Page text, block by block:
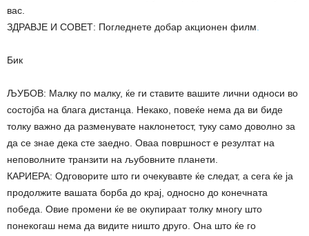
вас.
ЗДРАВЈЕ И СОВЕТ: Погледнете добар акционен филм
Бик
ЉУБОВ: Малку по малку, ќе ги ставите вашите лични односи во
состојба на блага дистанца. Некако, повеќе нема да ви биде
толку важно да разменувате наклонетост, туку само доволно за
да се знае дека сте заедно. Оваа површност е резултат на
неповолните транзити на љубовните планети.
КАРИЕРА: Одговорите што ги очекувавте ќе следат, а сега ќе ја
продолжите вашата борба до крај, односно до конечната
победа. Овие промени ќе ве окупираат толку многу што
понекогаш нема да видите ништо друго. Она што ќе го